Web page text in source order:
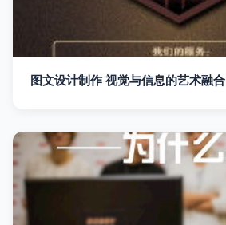
图文设计制作 视觉与信息的艺术融合